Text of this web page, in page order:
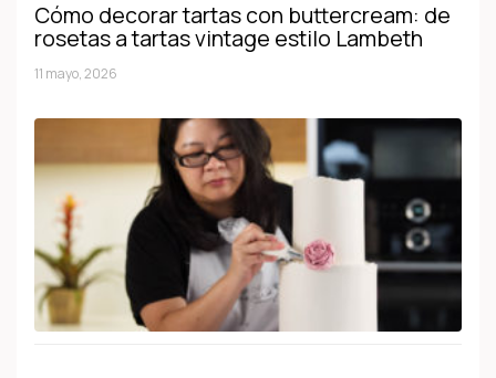
Cómo decorar tartas con buttercream: de
rosetas a tartas vintage estilo Lambeth
11 mayo, 2026